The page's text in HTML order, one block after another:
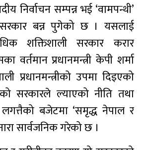
निर्वाचन सम्पन्न भई ‘वामपन्थी’
बन्न पुगेको छ । यसलाई
शक्तिशाली सरकार करार
वर्तमान प्रधानमन्त्री केपी शर्मा
प्रधानमन्त्रीको उपमा दिइएको
सरकारले ल्याएको नीति तथा
बजेटमा ‘समृद्ध नेपाल र
सार्वजनिक गरेको छ ।